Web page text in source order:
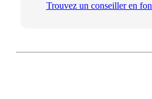
Trouvez un conseiller en